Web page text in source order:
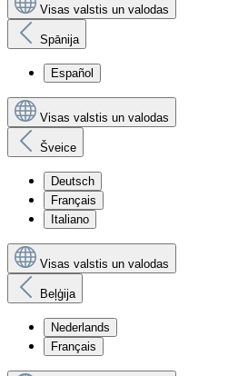
Visas valstis un valodas
Spānija
Español
Visas valstis un valodas
Šveice
Deutsch
Français
Italiano
Visas valstis un valodas
Beļģija
Nederlands
Français